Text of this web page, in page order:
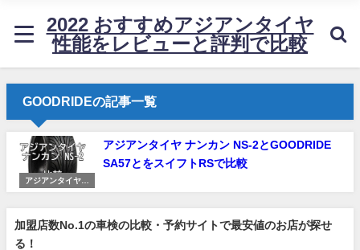
2022 おすすめアジアンタイヤ
性能をレビューと評判で比較
GOODRIDEの記事一覧
アジアンタイヤ・
ナンカンのレビュ
アジアンタイヤ ナンカン NS-2とGOODRIDE
SA57とをスイフトRSで比較
加盟店数No.1の車検の比較・予約サイトで最安値のお店が探せ
る！